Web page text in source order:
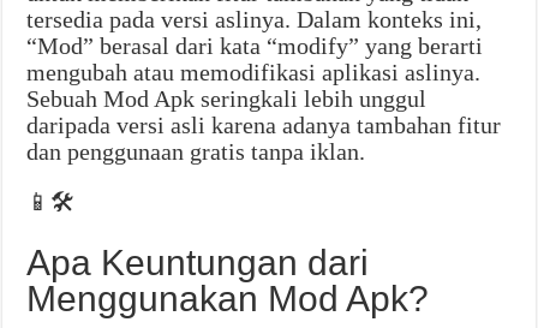
tersedia pada versi aslinya. Dalam konteks ini,
“Mod” berasal dari kata “modify” yang berarti
mengubah atau memodifikasi aplikasi aslinya.
Sebuah Mod Apk seringkali lebih unggul
daripada versi asli karena adanya tambahan fitur
dan penggunaan gratis tanpa iklan.
📱🛠️
Apa Keuntungan dari
Menggunakan Mod Apk?